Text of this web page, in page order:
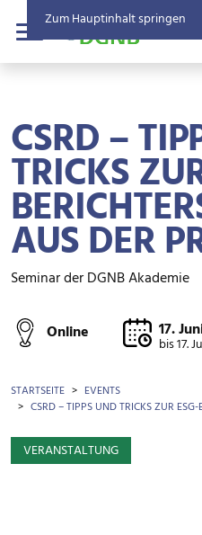
Zum Hauptinhalt springen
Menü
CSRD –
TRICKS
AUS DER
Seminar der DGNB Akademie
Online 17.
bis17.
BROTKRÜMEL
STARTSEITE
EVENTS
CSRD – TIPPS UND TRICKS ZUR
VERANSTALTUNG